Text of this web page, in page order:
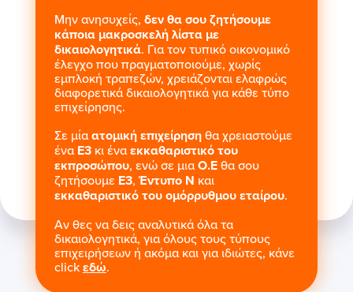
Μην ανησυχείς, δεν θα σου ζητήσουμε
κάποια μακροσκελή λίστα με
δικαιολογητικά. Για τον τυπικό οικονομικό
έλεγχο που πραγματοποιούμε, χωρίς
εμπλοκή τραπεζών, χρειάζονται ελαφρώς
διαφορετικά δικαιολογητικά για κάθε τύπο
επιχείρησης.
Σε μίαατομική επιχείρησηθα χρειαστούμε
έναΕ3κι έναεκκαθαριστικό του
εκπροσώπου, ενώ σε μιαΟ.Εθα σου
ζητήσουμε Ε3,Έντυπο Ν και
εκκαθαριστικό του ομόρρυθμου εταίρου.
Αν θες να δεις αναλυτικά όλα τα
δικαιολογητικά, για όλους τους τύπους
επιχειρήσεων ή ακόμα και για ιδιώτες, κάνε
clickεδώ.